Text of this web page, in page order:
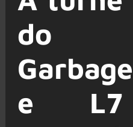
do
Garbage
e L7